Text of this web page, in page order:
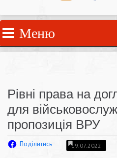
Меню
Рівні права на
для
пропозиція ВРУ
Поділитись 19.07.2022